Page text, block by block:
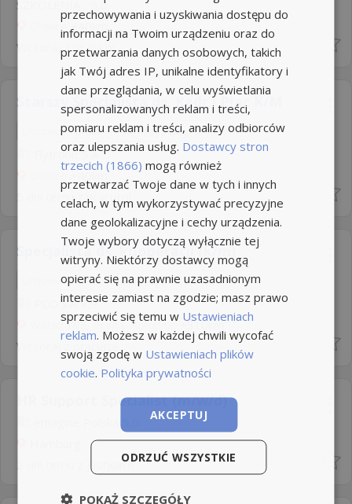
SZKOLENIA...
5,0
Gliwice +40km
Wczorajzpraca.pl
Starszy Specjalista ds. Kadr i Płac K/M
Umowa o pracę Rodzaj pracy: Stała
Flytronic S.A
+40km
5 dni temu z pracuj.pl
Specjalista ds. kooperacji (k/m)
Umowa o pracę Rodzaj pracy: Stała
PCO S.A 4,9
Warszawa, Praga-Południe+310km
Wczoraj
HR Support Specialist (m/w/d)
2 dni temu z
justjoin.it
przechowywania i uzyskiwania dostępu do
informacji na Twoim urządzeniu oraz do
przetwarzania danych osobowych, takich
jak Twój adres IP, unikalne identyfikatory i
dane przeglądania, w celu wyświetlania
spersonalizowanych reklam i treści,
pomiaru reklam i treści, analizy odbiorców
oraz ulepszania usług. Dostawcy stron
trzecich (1866) mogą również
przetwarzać Twoje dane w tych i innych
celach, w tym wykorzystywać precyzyjne
dane geolokalizacyjne i cechy urządzenia.
Twoje wybory dotyczą wyłącznie tej
witryny. Niektórzy dostawcy mogą
opierać się na prawnie uzasadnionym
interesie zamiast na zgodzie; masz prawo
sprzeciwić się temu w Ustawieniach
reklam. Możesz w każdej chwili wycofać
swoją zgodę w Ustawieniach plików
cookie. Polityka prywatności
AKCEPTUJ
ODRZUĆ WSZYSTKIE
POKAŻ SZCZEGÓŁY